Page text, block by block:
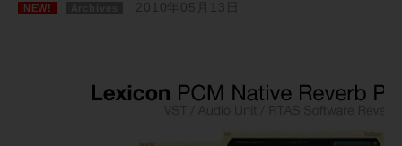
NEW! 2010年05月13日